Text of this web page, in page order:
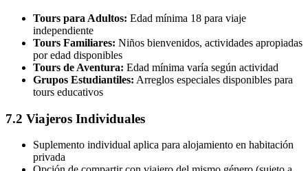
Tours para Adultos: Edad mínima 18 para viaje
independiente
Tours Familiares: Niños bienvenidos, actividades apropiadas
por edad disponibles
Tours de Aventura: Edad mínima varía según actividad
Grupos Estudiantiles: Arreglos especiales disponibles para
tours educativos
7.2 Viajeros Individuales
Suplemento individual aplica para alojamiento en habitación
privada